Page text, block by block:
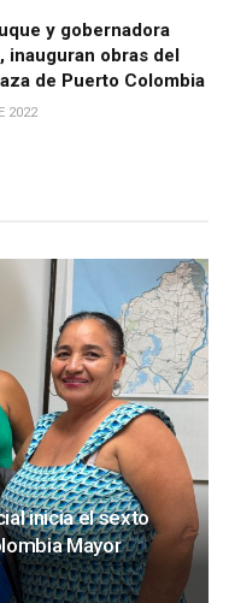
y gobernadora
inauguran obras del
de Puerto Colombia
2022
inicia el sexto
Mayor